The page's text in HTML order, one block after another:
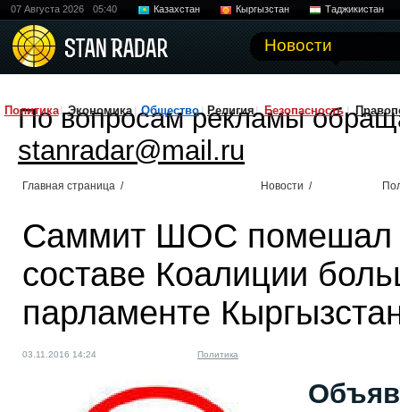
07 Августа 2026 05:40 Казахстан Кыргызстан Таджикистан
Новости
Политика Экономика Общество Религия Безопасность
По вопросам рекламы
stanradar@mail.ru
Главная страница / Новости /
Саммит ШОС помешал
составе Коалиции
парламенте
03.11.2016 14:24 Политика